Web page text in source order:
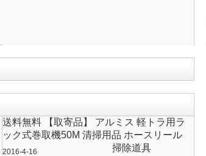
送料無料 【取寄品】 アルミス 軽トラ用ラ
ック式巻取機50M 清掃用品 ホースリール
掃除道具
2016-4-16